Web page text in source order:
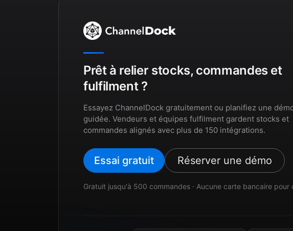
Prêt à relier stocks, commandes et
fulfilment ?
Essayez ChannelDock gratuitement ou planifiez une
guidée. Vendeurs et équipes fulfilment gardent stocks et
commandes alignés avec plus de 150 intégrations.
Essai gratuit Réserver une démo
Gratuit jusqu'à 500 commandes · Aucune carte bancaire pour